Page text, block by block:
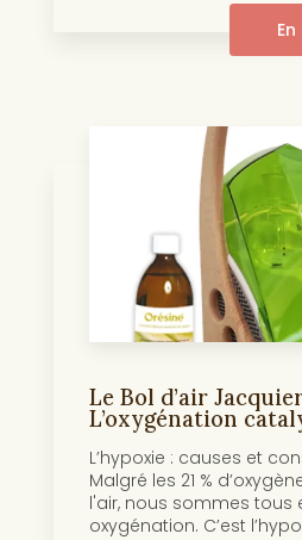
Le Bol d’air
L’oxygénation
L’hypoxie : causes et
Malgré les 21 %
l'air, nous sommes tous
oxygénation. C’est